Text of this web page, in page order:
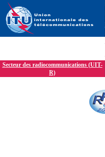
Secteur des radiocommunications (UIT-
R)